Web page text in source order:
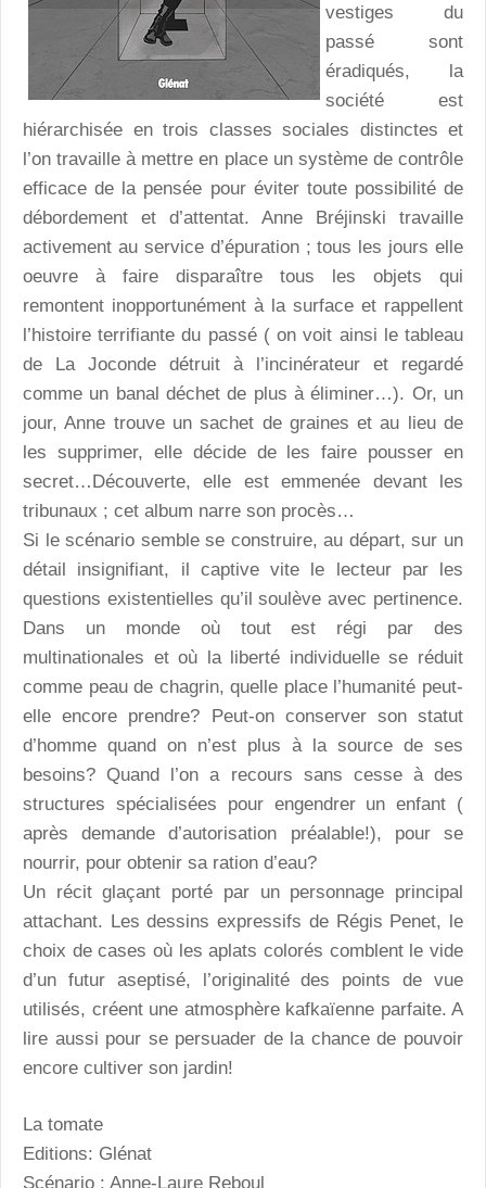
vestiges du
passé sont
éradiqués, la
société est
hiérarchisée en trois classes sociales distinctes et
l’on travaille à mettre en place un système de contrôle
efficace de la pensée pour éviter toute possibilité de
débordement et d’attentat. Anne Bréjinski travaille
activement au service d’épuration ; tous les jours elle
oeuvre à faire disparaître tous les objets qui
remontent inopportunément à la surface et rappellent
l’histoire terrifiante du passé ( on voit ainsi le tableau
de La Joconde détruit à l’incinérateur et regardé
comme un banal déchet de plus à éliminer…). Or, un
jour, Anne trouve un sachet de graines et au lieu de
les supprimer, elle décide de les faire pousser en
secret…Découverte, elle est emmenée devant les
tribunaux ; cet album narre son procès…
Si le scénario semble se construire, au départ, sur un
détail insignifiant, il captive vite le lecteur par les
questions existentielles qu’il soulève avec pertinence.
Dans un monde où tout est régi par des
multinationales et où la liberté individuelle se réduit
comme peau de chagrin, quelle place l’humanité peut-
elle encore prendre? Peut-on conserver son statut
d’homme quand on n’est plus à la source de ses
besoins? Quand l’on a recours sans cesse à des
structures spécialisées pour engendrer un enfant (
après demande d’autorisation préalable!), pour se
nourrir, pour obtenir sa ration d’eau?
Un récit glaçant porté par un personnage principal
attachant. Les dessins expressifs de Régis Penet, le
choix de cases où les aplats colorés comblent le vide
d’un futur aseptisé, l’originalité des points de vue
utilisés, créent une atmosphère kafkaïenne parfaite. A
lire aussi pour se persuader de la chance de pouvoir
encore cultiver son jardin!
La tomate
Editions: Glénat
Scénario : Anne-Laure Reboul